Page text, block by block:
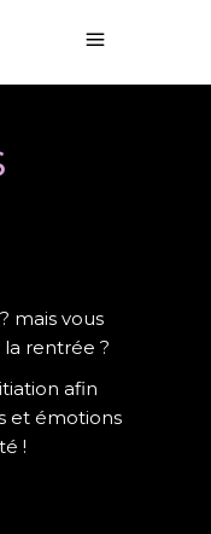
mais vous
rentrée ?
afin
et émotions
!